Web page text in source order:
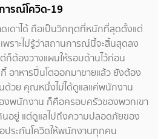
ารณ์โควิด-19
ดเดาได้ ถือเป็นวิกฤตที่หนักที่สุดตั้งแต่
ราะไม่รู้ว่าสถานการณ์นี้จะสิ้นสุดลง
ต่ก็ต้องวางแผนให้รอบด้านไว้ก่อน
อาหารปิ่นโตออกมาขายแล้ว ยังต้อง
ด้วย คุณหนึ่งไม่ได้ดูแลแค่พนักงาน
งพนักงาน ก็คือครอบครัวของพวกเขา
กินอยู่ แต่ดูแลไปถึงความปลอดภัยของ
ระกันโควิดให้พนักงานทุกคน